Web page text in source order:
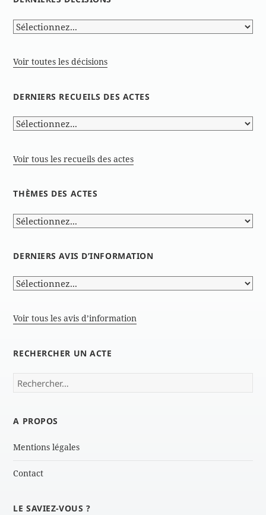
Voir toutes les décisions
DERNIERS RECUEILS DES ACTES
Voir tous les recueils des actes
THÈMES DES ACTES
DERNIERS AVIS D’INFORMATION
Voir tous les avis d’information
RECHERCHER UN ACTE
Rechercher :
A PROPOS
Mentions légales
Contact
LE SAVIEZ-VOUS ?